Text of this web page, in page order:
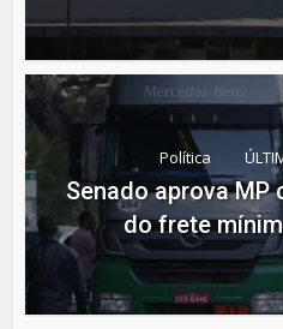
Política
Senado aprova MP
do frete